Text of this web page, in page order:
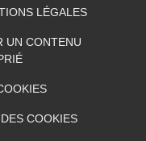
LÉGALES
UN CONTENU
COOKIES